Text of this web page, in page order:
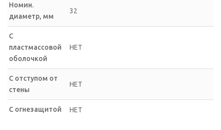
Номин.
диаметр, мм
32
С
пластмассовой
оболочкой
НЕТ
С отступом от
стены
НЕТ
С огнезащитой НЕТ